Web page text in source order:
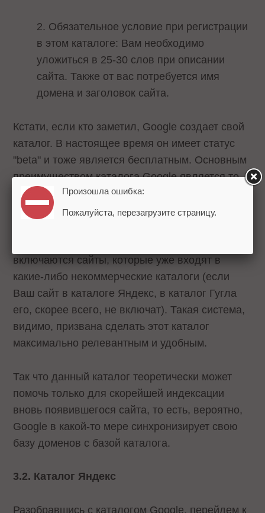
2. Обязательное условие при регистрации
в этом каталоге: Вам необходимо
уложиться в 25-30 слов при описании
сайта. Также от вас потребуется имя
домена и заголовок сайта.
Кстати, если кто заметил, Google создает свой
каталог. В настоящее время он имеет статус
"beta" и тоже является бесплатным. Основным
преимуществом каталога Google является то,
что он разбивает сайты в группах, на тематики.
включаются сайты, которые уже входят в
какие-либо некоммерческие каталоги (если
Ваш сайт в каталоге Яндекс, в каталог Гугла
его, скорее всего, не включат). Такая система,
видимо, призвана сделать этот каталог
максимально релевантным и удобным.
Так что данный каталог теоретически может
помочь только для скорейшей индексации
вновь появившегося сайта, то есть, вероятно,
Google в какой-то мере синхронизирует свою
базу доменов с базой каталога.
3.2. Каталог Яндекс
Разобравшись с каталогом Google, перейдем к
Произошла ошибка:
Пожалуйста, перезагрузите страницу.